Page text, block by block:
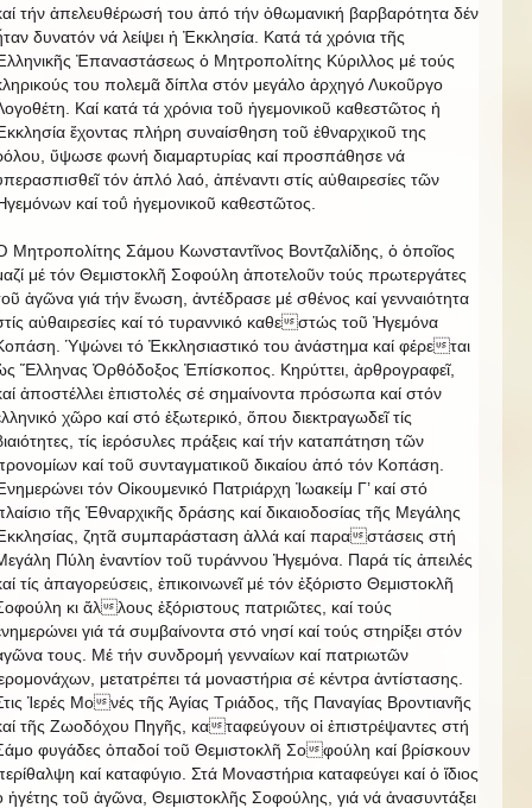
τήν ἀπελευθέρωσή του ἀπό τήν ὀθωμανική βαρβαρότητα δέν
δυνατόν νά λείψει ἡ Ἐκκλησία. Κατά τά χρόνια τῆς
Ἐπαναστάσεως ὁ Μητροπολίτης Κύριλλος μέ τούς
του πολεμᾶ δίπλα στόν μεγάλο ἀρχηγό Λυκοῦργο
Καί κατά τά χρόνια τοῦ ἡγεμονικοῦ καθεστῶτος ἡ
ἔχοντας πλήρη συναίσθηση τοῦ ἐθναρχικοῦ της
ὕψωσε φωνή διαμαρτυρίας καί προσπάθησε νά
τόν ἁπλό λαό, ἀπέναντι στίς αὐθαιρεσίες τῶν
καί τοΰ ἡγεμονικοῦ καθεστῶτος.
Μητροπολίτης Σάμου Κωνσταντῖνος Βοντζαλίδης, ὁ ὁποῖος
μέ τόν Θεμιστοκλῆ Σοφούλη ἀποτελοῦν τούς πρωτεργάτες
ἀγῶνα γιά τήν ἕνωση, ἀντέδρασε μέ σθένος καί γενναιότητα
αὐθαιρεσίες καί τό τυραννικό καθεστώς τοῦ Ἡγεμόνα
Ὑψώνει τό Ἐκκλησιαστικό του ἀνάστημα καί φέρεται
Ἕλληνας Ὀρθόδοξος Ἐπίσκοπος. Κηρύττει, ἀρθρογραφεῖ,
ἀποστέλλει ἐπιστολές σέ σημαίνοντα πρόσωπα καί στόν
χῶρο καί στό ἐξωτερικό, ὅπου διεκτραγωδεῖ τίς
τίς ἱερόσυλες πράξεις καί τήν καταπάτηση τῶν
καί τοῦ συνταγματικοῦ δικαίου ἀπό τόν Κοπάση.
τόν Οἰκουμενικό Πατριάρχη Ἰωακείμ Γ’ καί στό
τῆς Ἐθναρχικῆς δράσης καί δικαιοδοσίας τῆς Μεγάλης
ζητᾶ συμπαράσταση ἀλλά καί παραστάσεις στή
Πύλη ἐναντίον τοῦ τυράννου Ἡγεμόνα. Παρά τίς ἀπειλές
τίς ἀπαγορεύσεις, ἐπικοινωνεῖ μέ τόν ἐξόριστο Θεμιστοκλῆ
κι ἄλλους ἐξόριστους πατριῶτες, καί τούς
γιά τά συμβαίνοντα στό νησί καί τούς στηρίξει στόν
τους. Μέ τήν συνδρομή γενναίων καί πατριωτῶν
μετατρέπει τά μοναστήρια σέ κέντρα ἀντίστασης.
Ἱερές Μονές τῆς Ἁγίας Τριάδος, τῆς Παναγίας Βροντιανῆς
τῆς Ζωοδόχου Πηγῆς, καταφεύγουν οἱ ἐπιστρέψαντες στή
φυγάδες ὀπαδοί τοῦ Θεμιστοκλῆ Σοφούλη καί βρίσκουν
καί καταφύγιο. Στά Μοναστήρια καταφεύγει καί ὁ ἴδιος
ἡγέτης τοῦ ἀγῶνα, Θεμιστοκλῆς Σοφούλης, γιά νά ἀνασυντάξει